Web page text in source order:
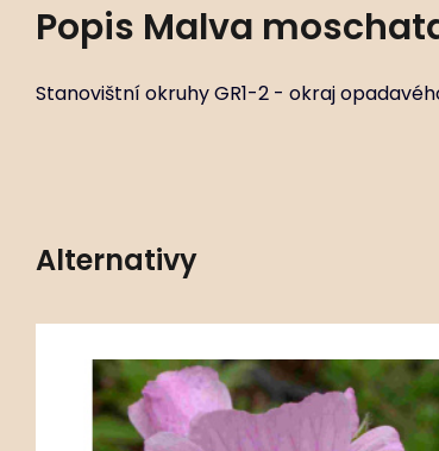
Popis Malva
Stanovištní okruhy GR1-2 - okraj
Alternativy
Malva moschata ‘Pink
Kód:ART01780
P11X11
Stanovištní okruhy GR1-2 - okraj opadavého